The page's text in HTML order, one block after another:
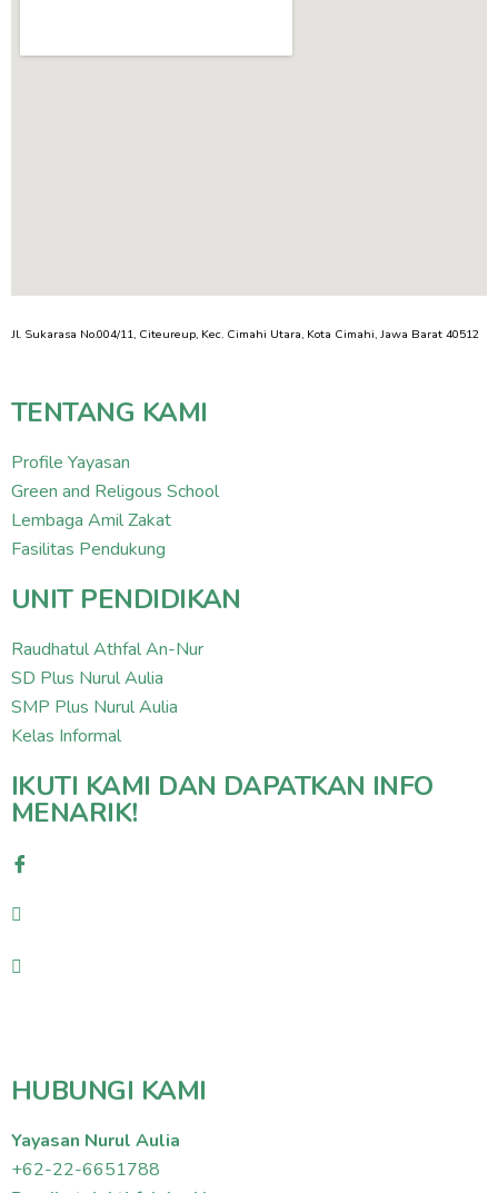
Jl. Sukarasa No.004/11, Citeureup, Kec. Cimahi Utara, Kota Cimahi, Jawa Barat 40512
TENTANG KAMI
Profile Yayasan
Green and Religous School
Lembaga Amil Zakat
Fasilitas Pendukung
UNIT PENDIDIKAN
Raudhatul Athfal An-Nur
SD Plus Nurul Aulia
SMP Plus Nurul Aulia
Kelas Informal
IKUTI KAMI DAN DAPATKAN INFO
MENARIK!
HUBUNGI KAMI
Yayasan Nurul Aulia
+62-22-6651788